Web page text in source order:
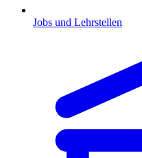
Jobs und Lehrstellen